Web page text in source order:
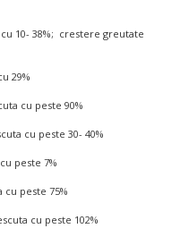
10- 38%; crestere greutate
29%
cu peste 90%
cu peste 30- 40%
peste 7%
peste 75%
cu peste 102%